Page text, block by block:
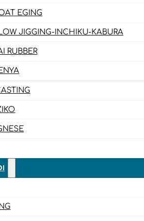
EGING
JIGGING-INCHIKU-KABURA
RUBBER